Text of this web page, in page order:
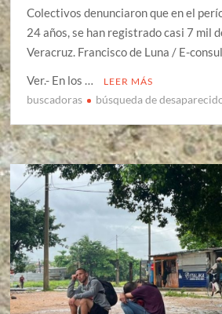
Colectivos denunciaron que en el
24 años, se han registrado casi 7 mil
Veracruz. Francisco de Luna / E-
Ver.- En los …
LEER MÁS
buscadoras búsqueda de